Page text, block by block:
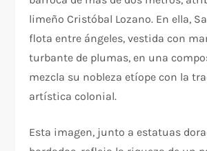
limeño Cristóbal Lozano. En ella,
flota entre ángeles, vestida con
turbante de plumas, en una
mezcla su nobleza etíope con la
artística colonial.
Esta imagen, junto a estatuas